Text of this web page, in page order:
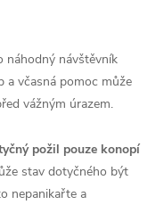
náhodný návštěvník
a včasná pomoc může
vážným úrazem.
požil pouze konopí
stav dotyčného být
nepanikařte a